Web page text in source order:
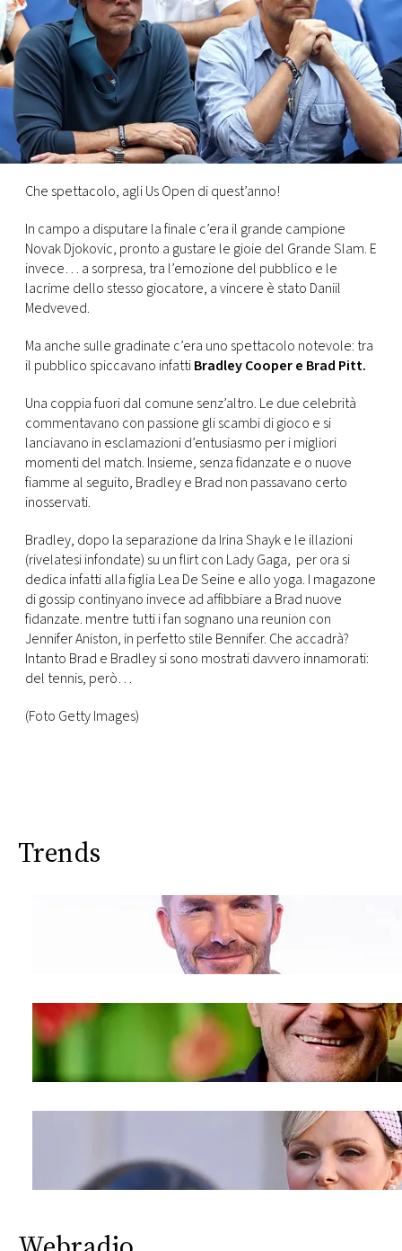
EVENTI
VIDEO
TV
PRINCIPATO
DI
MONACO
RMC
CONSIGLIA
Che spettacolo, agli Us Open di quest’anno!
In campo a disputare la finale c’era il grande campione
Novak Djokovic, pronto a gustare le gioie del Grande Slam. E
invece… a sorpresa, tra l’emozione del pubblico e le
lacrime dello stesso giocatore, a vincere è stato Daniil
Medveved.
Ma anche sulle gradinate c’era uno spettacolo notevole: tra
il pubblico spiccavano infattiBradley Cooper e Brad Pitt.
Una coppia fuori dal comune senz’altro. Le due celebrità
commentavano con passione gli scambi di gioco e si
lanciavano in esclamazioni d’entusiasmo per i migliori
momenti del match. Insieme, senza fidanzate e o nuove
fiamme al seguito, Bradley e Brad non passavano certo
inosservati.
Bradley, dopo la separazione da Irina Shayk e le illazioni
(rivelatesi infondate) su un flirt con Lady Gaga, per ora si
dedica infatti alla figlia Lea De Seine e allo yoga. I magazone
di gossip continyano invece ad affibbiare a Brad nuove
fidanzate. mentre tutti i fan sognano una reunion con
Jennifer Aniston, in perfetto stile Bennifer. Che accadrà?
Intanto Brad e Bradley si sono mostrati davvero innamorati:
del tennis, però…
(Foto Getty Images)
Trends